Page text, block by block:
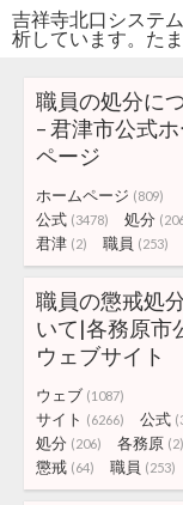
吉祥寺北口システ
析しています。た
職員の処分に
– 君津市公式
ページ
ホームページ (809)
公式 (3478) 処分
君津 (2) 職員 (253)
職員の懲戒処
いて|各務原市
ウェブサイト
ウェブ (1087)
サイト (6266) 公式
処分 (206) 各務原 (2)
懲戒 (64) 職員 (253)